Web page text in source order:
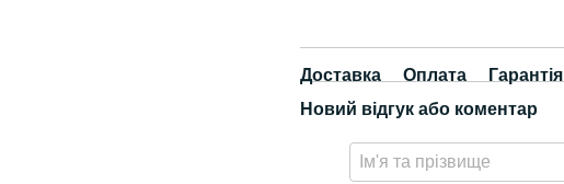
Доставка Оплата
Гарантія
Новий відгук або коментар